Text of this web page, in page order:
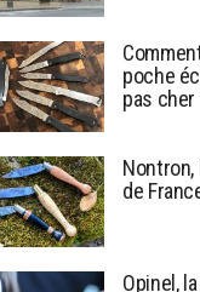
poche
pas cher
de
Opinel,